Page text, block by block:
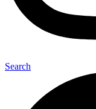
Search